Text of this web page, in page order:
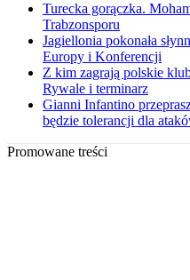
Turecka gorączka.
Trabzonsporu
Jagiellonia pokonała
Europy i Konferencji
Z kim zagrają polskie
Rywale i terminarz
Gianni Infantino
będzie tolerancji dla
Promowane treści